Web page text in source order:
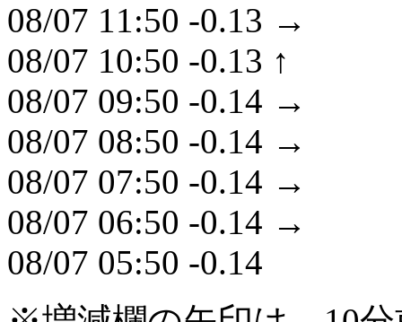
08/07 11:50 -0.13 →
08/07 10:50 -0.13 ↑
08/07 09:50 -0.14 →
08/07 08:50 -0.14 →
08/07 07:50 -0.14 →
08/07 06:50 -0.14 →
08/07 05:50 -0.14